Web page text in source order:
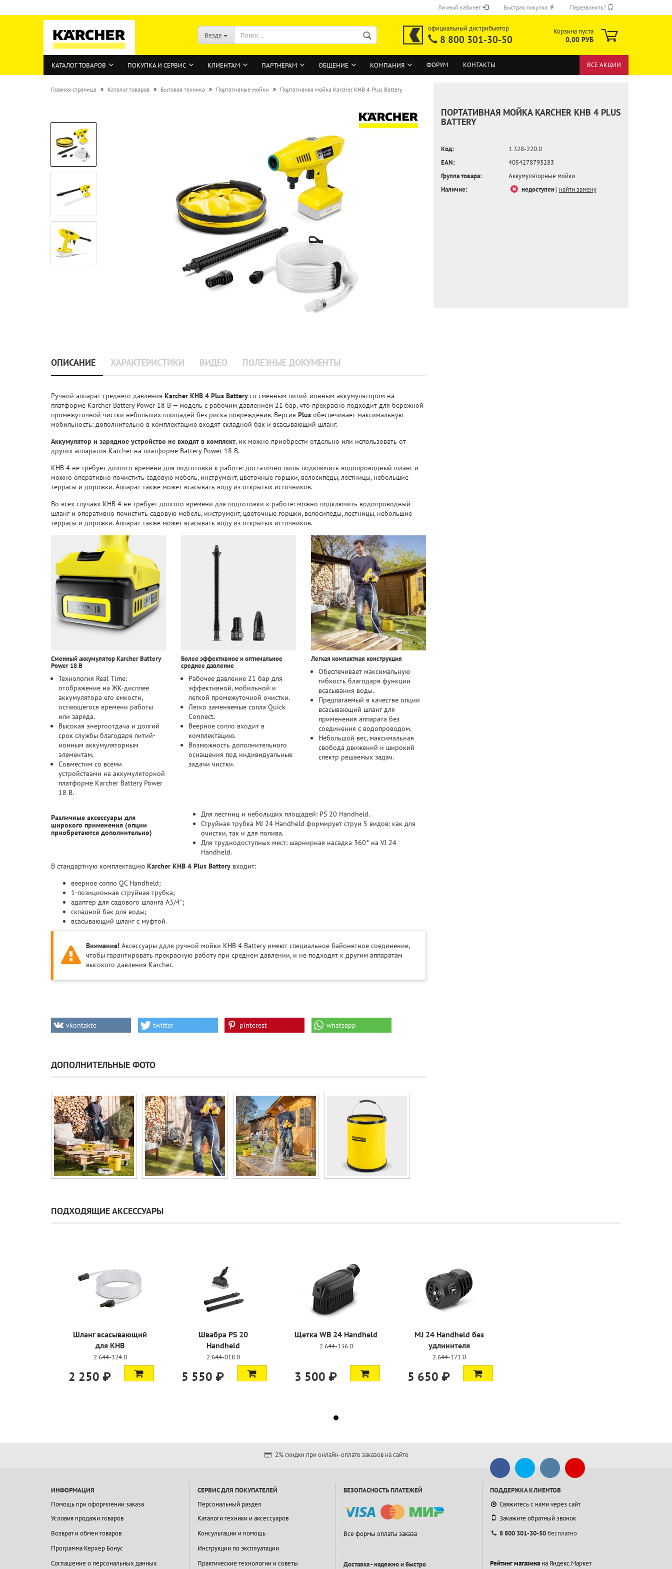
Личный кабинет
ВОЙТИ
Регистрация на сайте
Забыли пароль?
Быстрая покупка Перезвонить?
ОТПРАВИТЬ
Везде
официальный дистрибьютор
8 800 301-30-50
Корзина пуста
0,00 РУБ
КАТАЛОГ ТОВАРОВ ПОКУПКА И СЕРВИС КЛИЕНТАМ ПАРТНЕРАМ ОБЩЕНИЕ КОМПАНИЯ ФОРУМ КОНТАКТЫ ВСЕ АКЦИИ
Главная страница » Каталог товаров » Бытовая техника » Портативные мойки » Портативная мойка Karcher KHB 4 Plus Battery
ПОРТАТИВНАЯ МОЙКА KARCHER KHB 4 PLUS
BATTERY
Код:
1.328-220.0
EAN:
4054278793283
Группа товара:
Аккумуляторные мойки
Наличие:
недоступен| найти замену
ОПИСАНИЕ ХАРАКТЕРИСТИКИ ВИДЕО ПОЛЕЗНЫЕ ДОКУМЕНТЫ
Ручной аппарат среднего давления Karcher KHB 4 Plus Batteryсо сменным литий-ионным аккумулятором на
платформе Karcher Battery Power 18 B — модель с рабочим давлением 21 бар, что прекрасно подходит для бережной
промежуточной чистки небольших площадей без риска повреждения. Версия Plus обеспечивает максимальную
мобильность: дополнительно в комплектацию входят складной бак и всасывающий шланг.
Аккумулятор и зарядное устройство не входят в комплект, их можно приобрести отдельно или использовать от
других аппаратов Karcher на платформе Battery Power 18 В.
KHB 4 не требует долгого времени для подготовки к работе: достаточно лишь подключить водопроводный шланг и
можно оперативно почистить садовую мебель, инструмент, цветочные горшки, велосипеды, лестницы, небольшие
террасы и дорожки. Аппарат также может всасывать воду из открытых источников.
Во всех случаях KHB 4 не требует долгого времени для подготовки к работе: можно подключить водопроводный
шланг и оперативно почистить садовую мебель, инструмент, цветочные горшки, велосипеды, лестницы, небольшие
террасы и дорожки. Аппарат также может всасывать воду из открытых источников.
Сменный аккумулятор Karcher Battery
Power 18 В
Технология Real Time:
отображение на ЖК-дисплее
аккумулятора его емкости,
остающегося времени работы
или заряда.
Высокая энергоотдача и долгий
срок службы благодаря литий-
ионным аккумуляторным
элементам.
Совместим со всеми
устройствами на аккумуляторной
платформе Karcher Battery Power
18 В.
Более эффективное и оптимальное
среднее давление
Рабочее давление 21 бар для
эффективной, мобильной и
легкой промежуточной очистки.
Легко заменяемые сопла Quick
Connect.
Веерное сопло входит в
комплектацию.
Возможность дополнительного
оснащения под индивидуальные
задачи чистки.
Легкая компактная конструкция
Обеспечивает максимальную
гибкость благодаря функции
всасывания воды.
Предлагаемый в качестве опции
всасывающий шланг для
применения аппарата без
соединения с водопроводом.
Небольшой вес, максимальная
свобода движений и широкий
спектр решаемых задач.
Различные аксессуары для
широкого применения (опции
приобретаются дополнительно)
Для лестниц и небольших площадей: PS 20 Handheld.
Струйная трубка MJ 24 Handheld формирует струи 5 видов: как для
очистки, так и для полива.
Для труднодоступных мест: шарнирная насадка 360° на VJ 24
Handheld.
В стандартную комплектацию Karcher KHB 4 Plus Battery входит:
веерное сопло QC Handheld;
1-позиционная струйная трубка;
адаптер для садового шланга A3/4";
складной бак для воды;
всасывающий шланг с муфтой.
Внимание! Аксессуары ддля ручной мойки KHB 4 Battery имеют специальное байонетное соединение,
чтобы гарантировать прекрасную работу при среднем давлении, и не подходят к другим аппаратам
высокого давления Karcher.
vkontakte twitter pinterest whatsapp
ДОПОЛНИТЕЛЬНЫЕ ФОТО
ПОДХОДЯЩИЕ АКСЕССУАРЫ
Шланг всасывающий
для KHB
2.644-124.0
2 250 ₽
Швабра PS 20
Handheld
2.644-018.0
5 550 ₽
Щетка WB 24 Handheld
2.644-136.0
3 500 ₽
MJ 24 Handheld без
удлинителя
2.644-171.0
5 650 ₽
2% скидки при онлайн-оплате заказов на сайте
ИНФОРМАЦИЯ
Помощь при оформлении заказа
Условия продажи товаров
Возврат и обмен товаров
Программа Керхер Бонус
Соглашение о персональных данных
СЕРВИС ДЛЯ ПОКУПАТЕЛЕЙ
Персональный раздел
Каталоги техники и аксессуаров
Консультации и помощь
Инструкции по эксплуатации
Практические технологии и советы
БЕЗОПАСНОСТЬ ПЛАТЕЖЕЙ
Все формы оплаты заказа
Доставка - надежно и быстро
ПОДДЕРЖКА КЛИЕНТОВ
Свяжитесь с нами через сайт
Закажите обратный звонок
8 800 301-30-50бесплатно
Рейтинг магазинана Яндекс.Маркет